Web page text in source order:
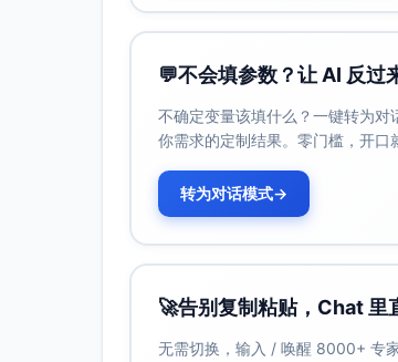
Berechtigungen in den
标题与要点中保留用户高频
使用统一标签（Neu/
💬不会填参数？让 AI 反过
不确定变量该填什么？一键转为
你需求的定制结果。零门槛，开口
转为对话模式→
🚀告别复制粘贴，Chat 里
无需切换，输入 / 唤醒 8000+ 专